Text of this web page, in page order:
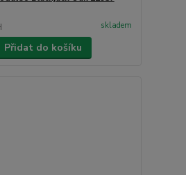
skladem
Přidat do košíku